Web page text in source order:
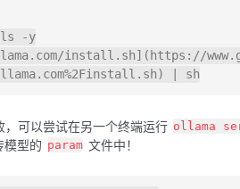
-y
install.sh](https://
可以尝试在另一个终端运行 ollama
型的 param 文件中！